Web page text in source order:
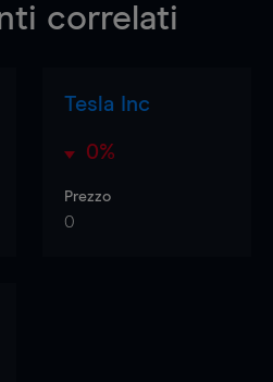
correlati
Tesla Inc
0%
Prezzo
0